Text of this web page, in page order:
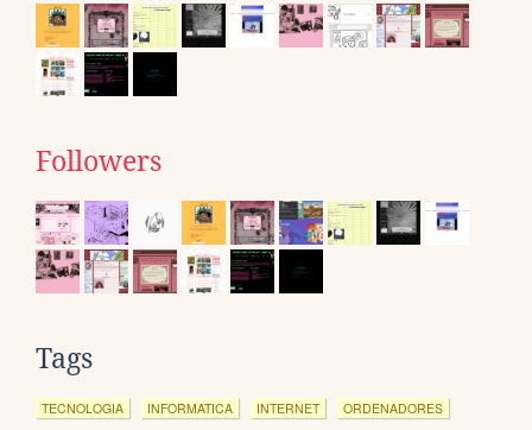
Followers
Tags
TECNOLOGIA INFORMATICA INTERNET ORDENADORES